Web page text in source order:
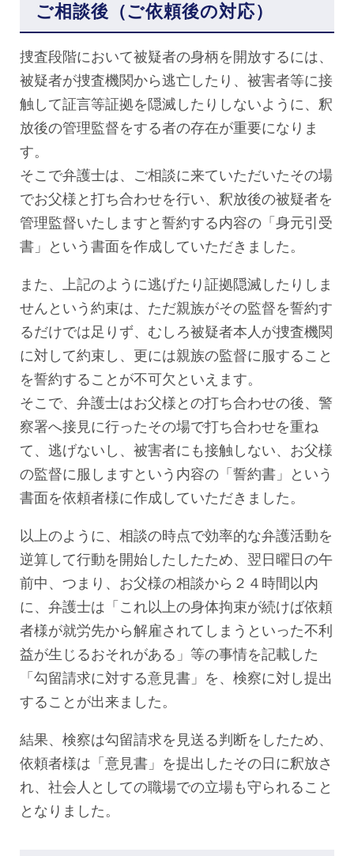
ご相談後（ご依頼後の対応）
捜査段階において被疑者の身柄を開放するには、
被疑者が捜査機関から逃亡したり、被害者等に接
触して証言等証拠を隠滅したりしないように、釈
放後の管理監督をする者の存在が重要になりま
す。
そこで弁護士は、ご相談に来ていただいたその場
でお父様と打ち合わせを行い、釈放後の被疑者を
管理監督いたしますと誓約する内容の「身元引受
書」という書面を作成していただきました。
また、上記のように逃げたり証拠隠滅したりしま
せんという約束は、ただ親族がその監督を誓約す
るだけでは足りず、むしろ被疑者本人が捜査機関
に対して約束し、更には親族の監督に服すること
を誓約することが不可欠といえます。
そこで、弁護士はお父様との打ち合わせの後、警
察署へ接見に行ったその場で打ち合わせを重ね
て、逃げないし、被害者にも接触しない、お父様
の監督に服しますという内容の「誓約書」という
書面を依頼者様に作成していただきました。
以上のように、相談の時点で効率的な弁護活動を
逆算して行動を開始したしたため、翌日曜日の午
前中、つまり、お父様の相談から２４時間以内
に、弁護士は「これ以上の身体拘束が続けば依頼
者様が就労先から解雇されてしまうといった不利
益が生じるおそれがある」等の事情を記載した
「勾留請求に対する意見書」を、検察に対し提出
することが出来ました。
結果、検察は勾留請求を見送る判断をしたため、
依頼者様は「意見書」を提出したその日に釈放さ
れ、社会人としての職場での立場も守られること
となりました。